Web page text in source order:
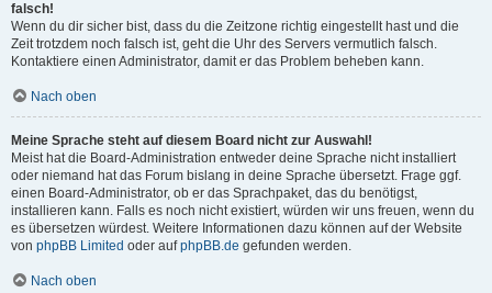
falsch!
Wenn du dir sicher bist, dass du die Zeitzone richtig eingestellt hast und die
Zeit trotzdem noch falsch ist, geht die Uhr des Servers vermutlich falsch.
Kontaktiere einen Administrator, damit er das Problem beheben kann.
Nach oben
Meine Sprache steht auf diesem Board nicht zur Auswahl!
Meist hat die Board-Administration entweder deine Sprache nicht installiert
oder niemand hat das Forum bislang in deine Sprache übersetzt. Frage ggf.
einen Board-Administrator, ob er das Sprachpaket, das du benötigst,
installieren kann. Falls es noch nicht existiert, würden wir uns freuen, wenn du
es übersetzen würdest. Weitere Informationen dazu können auf der Website
von phpBB Limited oder aufphpBB.de gefunden werden.
Nach oben